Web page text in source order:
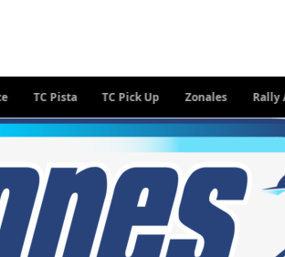
TC Pista TC Pick Up Zonales Rally